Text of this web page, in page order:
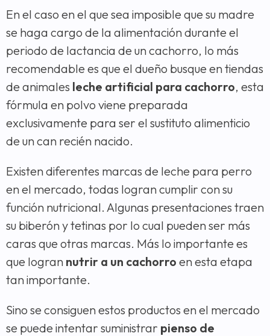
En el caso en el que sea imposible que su madre
se haga cargo de la alimentación durante el
periodo de lactancia de un cachorro, lo más
recomendable es que el dueño busque en tiendas
de animales leche artificial para cachorro, esta
fórmula en polvo viene preparada
exclusivamente para ser el sustituto alimenticio
de un can recién nacido.
Existen diferentes marcas de leche para perro
en el mercado, todas logran cumplir con su
función nutricional. Algunas presentaciones traen
su biberón y tetinas por lo cual pueden ser más
caras que otras marcas. Más lo importante es
que logran nutrir a un cachorro en esta etapa
tan importante.
Sino se consiguen estos productos en el mercado
se puede intentar suministrar pienso de